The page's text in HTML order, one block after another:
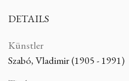
DETAILS
Künstler
Szabó, Vladimir (1905 - 1991)